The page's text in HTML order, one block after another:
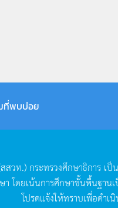
ที่พบบ่อย
สสวท.) กระทรวงศึกษาธิการ เป็
า โดยเน้นการศึกษาขั้นพื้นฐาน
โปรดแจ้งให้ทราบเพื่อดำเ